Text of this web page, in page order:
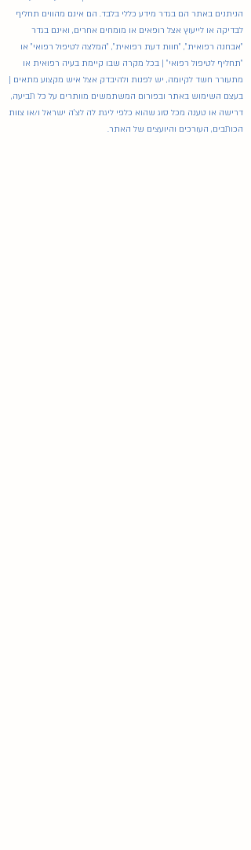
הניתנים באתר הם בגדר מידע כללי בלבד. הם אינם מהווים תחליף
לבדיקה או לייעוץ אצל רופאים או מומחים אחרים, ואינם בגדר
"אבחנה רפואית", "חוות דעת רפואית", "המלצה לטיפול רפואי" או
"תחליף לטיפול רפואי" | בכל מקרה שבו קיימת בעיה רפואית או
מתעורר חשד לקיומה, יש לפנות ולהיבדק אצל איש מקצוע מתאים |
בעצם השימוש באתר ובפורום המשתמשים מוותרים על כל תביעה,
דרישה או טענה מכל סוג שהוא כלפי ליגת לה לצ'ה ישראל ו/או צוות
הכותבים, העורכים והיועצים של האתר.